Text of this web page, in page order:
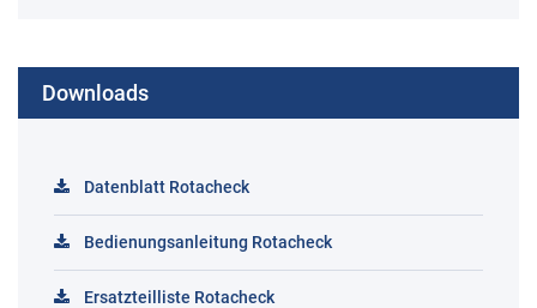
Downloads
Datenblatt Rotacheck
Bedienungsanleitung Rotacheck
Ersatzteilliste Rotacheck